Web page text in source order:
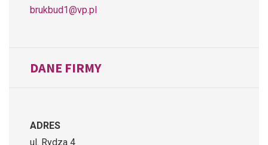
brukbud1@vp.pl
DANE FIRMY
ADRES
ul. Rydza 4